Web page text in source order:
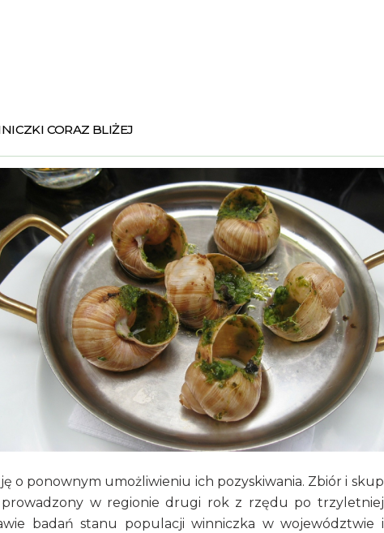
CORAZ BLIŻEJ
o ponownym umożliwieniu ich pozyskiwania. Zbiór i skup
w regionie drugi rok z rzędu po trzyletniej
badań stanu populacji winniczka w województwie i